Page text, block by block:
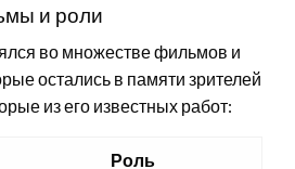
и роли
во множестве фильмов и
остались в памяти зрителей
из его известных работ:
Роль